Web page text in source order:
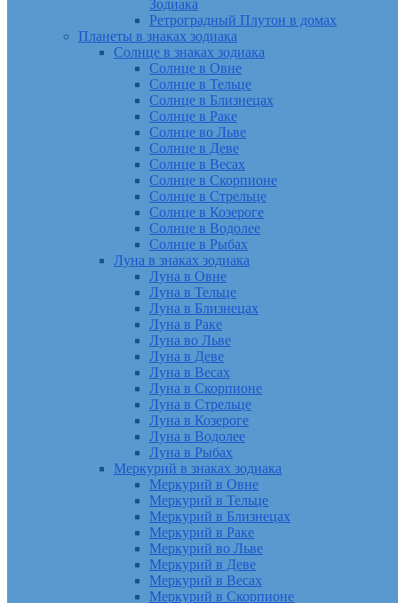
Зодиака
Ретроградный Плутон в домах
Планеты в знаках зодиака
Солнце в знаках зодиака
Солнце в Овне
Солнце в Тельце
Солнце в Близнецах
Солнце в Раке
Солнце во Льве
Солнце в Деве
Солнце в Весах
Солнце в Скорпионе
Солнце в Стрельце
Солнце в Козероге
Солнце в Водолее
Солнце в Рыбах
Луна в знаках зодиака
Луна в Овне
Луна в Тельце
Луна в Близнецах
Луна в Раке
Луна во Льве
Луна в Деве
Луна в Весах
Луна в Скорпионе
Луна в Стрельце
Луна в Козероге
Луна в Водолее
Луна в Рыбах
Меркурий в знаках зодиака
Меркурий в Овне
Меркурий в Тельце
Меркурий в Близнецах
Меркурий в Раке
Меркурий во Льве
Меркурий в Деве
Меркурий в Весах
Меркурий в Скорпионе